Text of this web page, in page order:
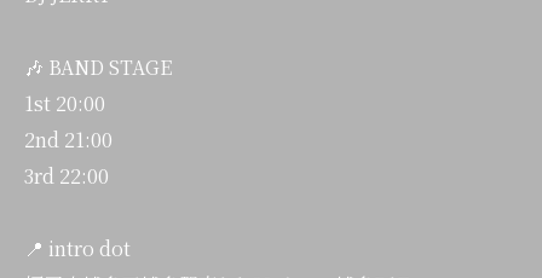
🎶 BAND STAGE
1st 20:00
2nd 21:00
3rd 22:00
📍 intro dot